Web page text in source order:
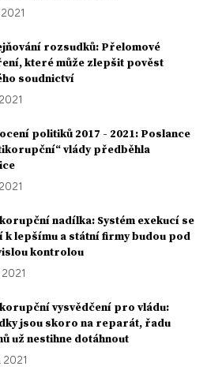
2021
rozsudků: Přelomové
které může zlepšit pověst
soudnictví
politiků 2017 - 2021: Poslance
vlády předběhla
nadílka: Systém exekucí se
k lepšímu a státní firmy budou pod
kontrolou
2021
vysvědčení pro vládu:
jsou skoro na reparát, řadu
už nestihne dotáhnout
2021